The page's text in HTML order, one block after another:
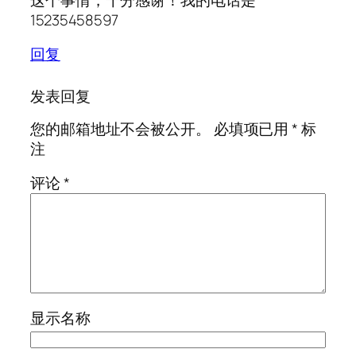
15235458597
回复
发表回复
您的邮箱地址不会被公开。
必填项已用*标
注
评论*
显示名称